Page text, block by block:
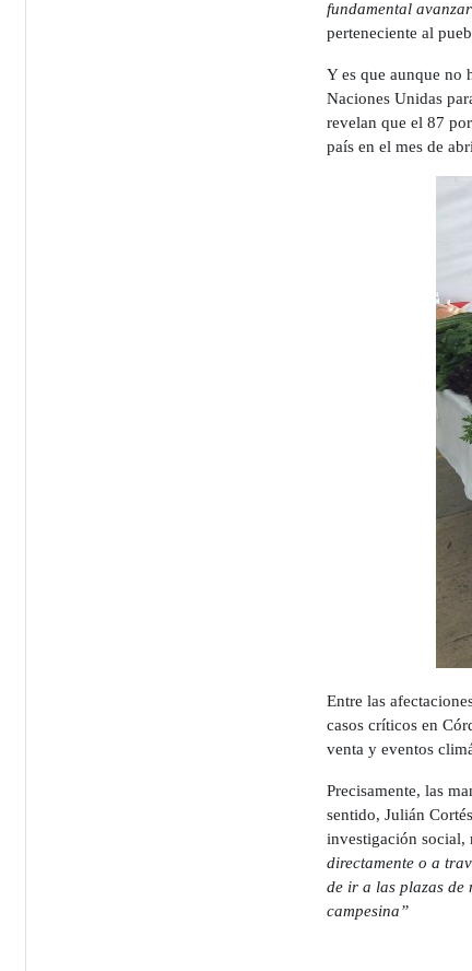
fundamental
perteneciente al
Y es que aunque no
Naciones Unidas
revelan que el 87
país en el mes de
Entre las
casos críticos en
venta y eventos
Precisamente, las
sentido, Julián
investigación social,
directamente o a
de ir a las plazas de
campesina”